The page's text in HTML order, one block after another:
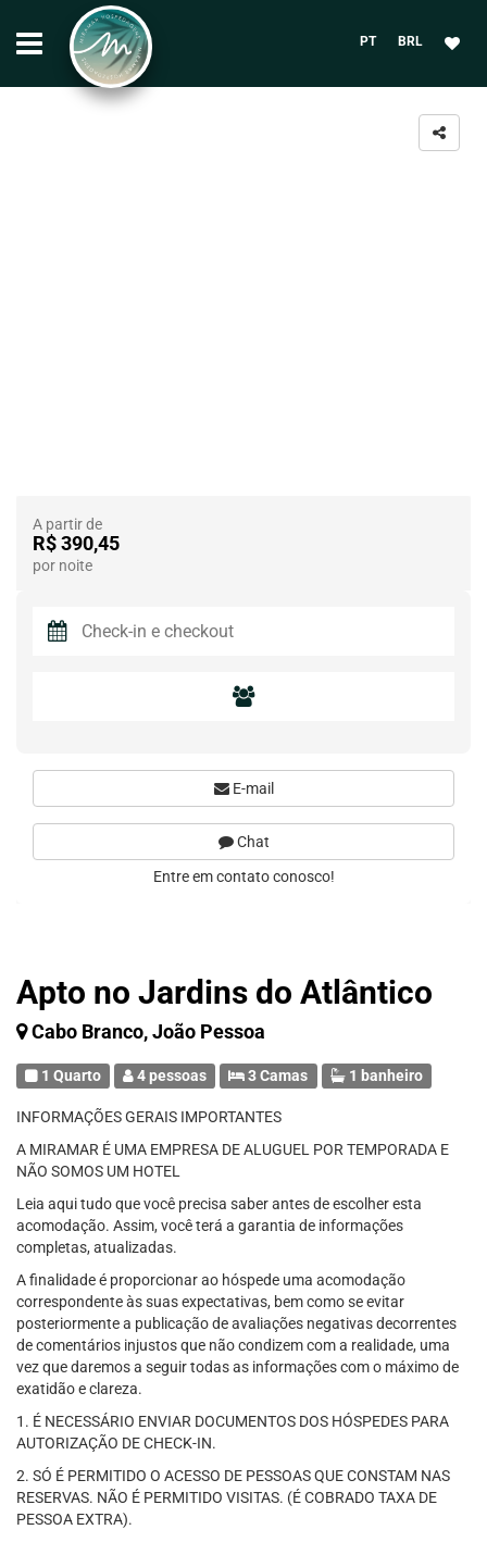
PT BRL
Apto no Jardins do Atlântico
Cabo Branco, João Pessoa
1 Quarto 4 pessoas 3 Camas 1 banheiro
INFORMAÇÕES GERAIS IMPORTANTES
A MIRAMAR É UMA EMPRESA DE ALUGUEL POR TEMPORADA E
NÃO SOMOS UM HOTEL
Leia aqui tudo que você precisa saber antes de escolher esta
acomodação. Assim, você terá a garantia de informações
completas, atualizadas.
A finalidade é proporcionar ao hóspede uma acomodação
correspondente às suas expectativas, bem como se evitar
posteriormente a publicação de avaliações negativas decorrentes
de comentários injustos que não condizem com a realidade, uma
vez que daremos a seguir todas as informações com o máximo de
exatidão e clareza.
1. É NECESSÁRIO ENVIAR DOCUMENTOS DOS HÓSPEDES PARA
AUTORIZAÇÃO DE CHECK-IN.
2. SÓ É PERMITIDO O ACESSO DE PESSOAS QUE CONSTAM NAS
RESERVAS. NÃO É PERMITIDO VISITAS. (É COBRADO TAXA DE
PESSOA EXTRA).
A partir de
R$ 390,45
por noite
E-mail
Chat
Entre em contato conosco!